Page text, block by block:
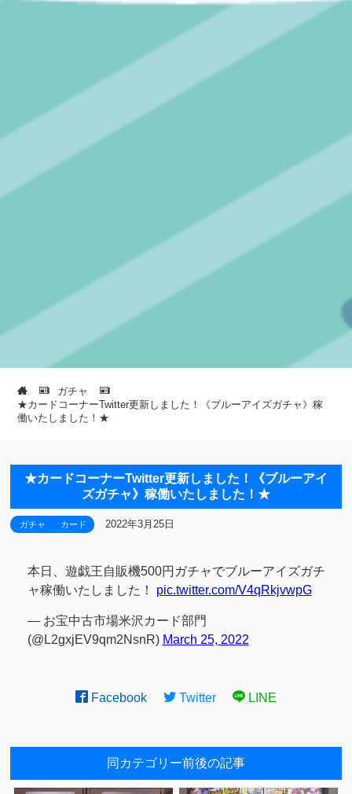
ガチャ
★カードコーナーTwitter更新しました！《ブルーアイズガチャ》稼
働いたしました！★
★カードコーナーTwitter更新しました！《ブルーアイ
ズガチャ》稼働いたしました！★
ガチャ カード 2022年3月25日
本日、遊戯王自販機500円ガチャでブルーアイズガチ
ャ稼働いたしました！ pic.twitter.com/V4qRkjvwpG
— お宝中古市場米沢カード部門
(@L2gxjEV9qm2NsnR) March 25, 2022
Facebook Twitter LINE
同カテゴリー前後の記事